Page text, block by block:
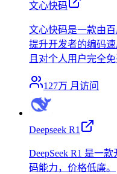
文心快码
文心快码是一款由
提升开发者的编码
且对个人用户完全免
127万 月访问
Deepseek R1
DeepSeek R1 是一
码能力，价格低廉。